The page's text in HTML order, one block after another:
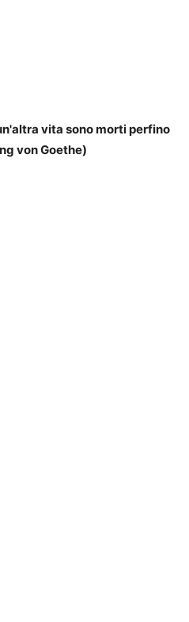
vita sono morti perfino
von Goethe)